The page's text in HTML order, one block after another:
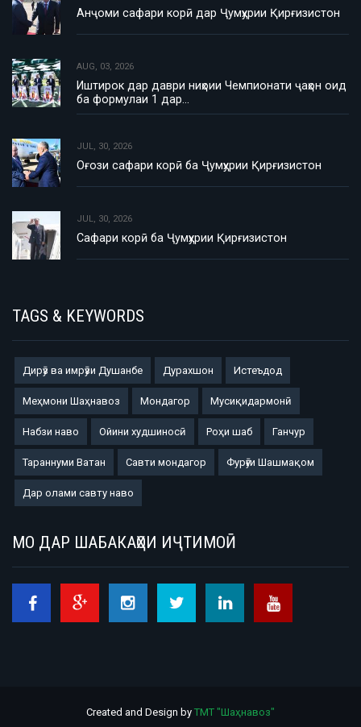
Анҷоми сафари корӣ дар Ҷумҳурии Қирғизистон
AUG, 03, 2026
Иштирок дар даври ниҳоии Чемпионати ҷаҳон оид
ба формулаи 1 дар…
JUL, 30, 2026
Оғози сафари корӣ ба Ҷумҳурии Қирғизистон
JUL, 30, 2026
Сафари корӣ ба Ҷумҳурии Қирғизистон
TAGS & KEYWORDS
Дирӯз ва имрӯзи Душанбе Дурахшон Истеъдод
Меҳмони Шаҳнавоз Мондагор Мусиқидармонӣ
Набзи наво Ойини худшиносӣ Роҳи шаб Ганчур
Тараннуми Ватан Савти мондагор Фурӯғи Шашмақом
Дар олами савту наво
МО ДАР ШАБАКАҲОИ ИҶТИМОӢ
Created and Design by ТМТ "Шаҳнавоз"